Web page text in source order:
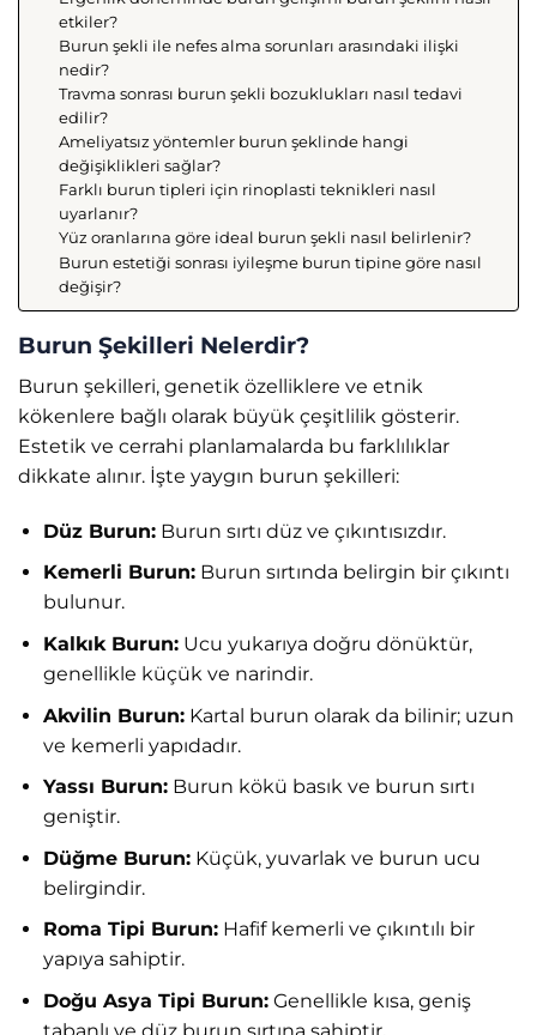
etkiler?
Burun şekli ile nefes alma sorunları arasındaki ilişki
nedir?
Travma sonrası burun şekli bozuklukları nasıl tedavi
edilir?
Ameliyatsız yöntemler burun şeklinde hangi
değişiklikleri sağlar?
Farklı burun tipleri için rinoplasti teknikleri nasıl
uyarlanır?
Yüz oranlarına göre ideal burun şekli nasıl belirlenir?
Burun estetiği sonrası iyileşme burun tipine göre nasıl
değişir?
Burun Şekilleri Nelerdir?
Burun şekilleri, genetik özelliklere ve etnik
kökenlere bağlı olarak büyük çeşitlilik gösterir.
Estetik ve cerrahi planlamalarda bu farklılıklar
dikkate alınır. İşte yaygın burun şekilleri:
Düz Burun:Burun sırtı düz ve çıkıntısızdır.
Kemerli Burun:Burun sırtında belirgin bir çıkıntı
bulunur.
Kalkık Burun:Ucu yukarıya doğru dönüktür,
genellikle küçük ve narindir.
Akvilin Burun:Kartal burun olarak da bilinir; uzun
ve kemerli yapıdadır.
Yassı Burun:Burun kökü basık ve burun sırtı
geniştir.
Düğme Burun:Küçük, yuvarlak ve burun ucu
belirgindir.
Roma Tipi Burun:Hafif kemerli ve çıkıntılı bir
yapıya sahiptir.
Doğu Asya Tipi Burun:Genellikle kısa, geniş